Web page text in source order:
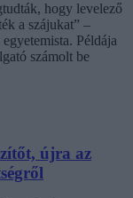
hogy levelező
a szájukat” –
Példája
számolt be
újra az